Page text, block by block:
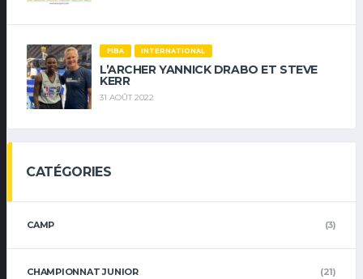
FIBA INTERNATIONAL
L’ARCHER YANNICK DRABO ET STEVE
KERR
31 AOÛT 2022
CATÉGORIES
CAMP (3)
CHAMPIONNAT JUNIOR (21)